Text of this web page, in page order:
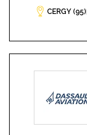
CERGY (95)